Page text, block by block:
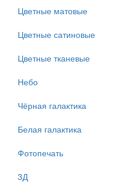
Цветные матовые
Цветные сатиновые
Цветные тканевые
Небо
Чёрная галактика
Белая галактика
Фотопечать
3Д